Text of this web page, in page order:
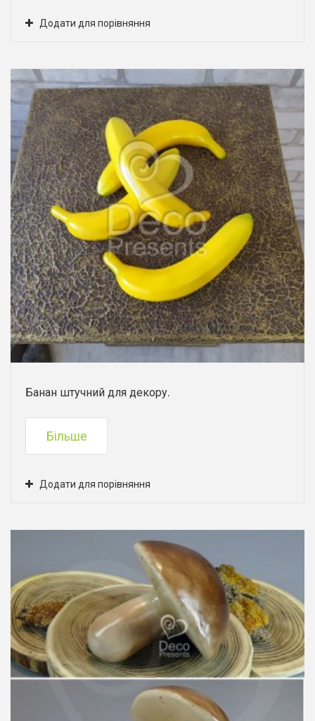
Додати для порівняння
Банан штучний для декору.
Більше
Додати для порівняння